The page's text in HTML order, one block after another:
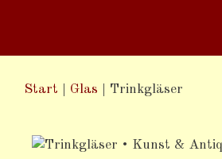
Start Glas Trinkgläser